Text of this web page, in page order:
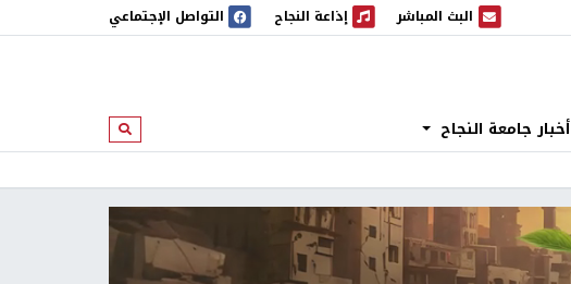
البث المباشر
البث المباشر إذاعة النجاح
إذاعة النجاح التواصل الإجتماعي
أخبار جامعة النجاح ابحث